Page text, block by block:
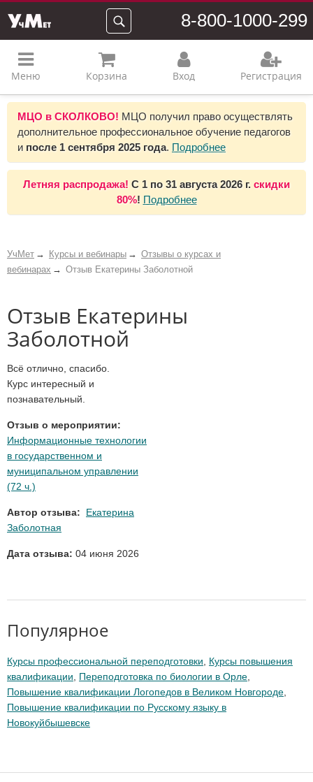
8-800-1000-299
Меню Корзина Вход Регистрация
МЦО в СКОЛКОВО! МЦО получил право осуществлять
дополнительное профессиональное обучение педагогов
и после 1 сентября 2025 года. Подробнее
Летняя распродажа! С 1 по 31 августа 2026 г. скидки
80%! Подробнее
УчМет Курсы и вебинары
Отзывы о курсах и
вебинарах
Отзыв Екатерины Заболотной
Отзыв Екатерины
Заболотной
Всё отлично, спасибо.
Курс интересный и
познавательный.
Отзыв о мероприятии:
Информационные технологии
в государственном и
муниципальном управлении
(72 ч.)
Автор отзыва:
Екатерина
Заболотная
Дата отзыва: 04 июня 2026
Популярное
Курсы профессиональной переподготовки
Курсы повышения
квалификации
Переподготовка по биологии в Орле
Повышение квалификации Логопедов в Великом Новгороде
Повышение квалификации по Русскому языку в
Новокуйбышевске